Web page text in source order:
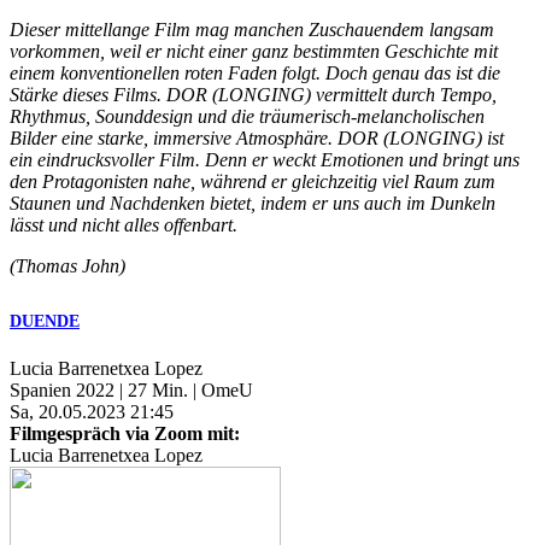
Dieser mittellange Film mag manchen Zuschauendem langsam
vorkommen, weil er nicht einer ganz bestimmten Geschichte mit
einem konventionellen roten Faden folgt. Doch genau das ist die
Stärke dieses Films. DOR (LONGING) vermittelt durch Tempo,
Rhythmus, Sounddesign und die träumerisch-melancholischen
Bilder eine starke, immersive Atmosphäre. DOR (LONGING) ist
ein eindrucksvoller Film. Denn er weckt Emotionen und bringt uns
den Protagonisten nahe, während er gleichzeitig viel Raum zum
Staunen und Nachdenken bietet, indem er uns auch im Dunkeln
lässt und nicht alles offenbart.
(Thomas John)
DUENDE
Lucia Barrenetxea Lopez
Spanien 2022 | 27 Min. | OmeU
Sa, 20.05.2023 21:45
Filmgespräch via Zoom mit:
Lucia Barrenetxea Lopez